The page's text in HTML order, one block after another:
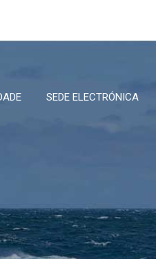
SEDE ELECTRÓNICA